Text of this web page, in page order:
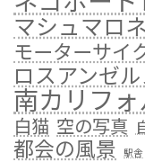
マシュマロ
モーターサイ
ロスアンゼル
南カリフ
白猫 空の写真
都会の風景 駅舎